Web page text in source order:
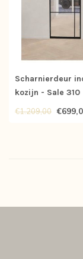
Scharnierdeur
kozijn - Sale 310
€1.209,00